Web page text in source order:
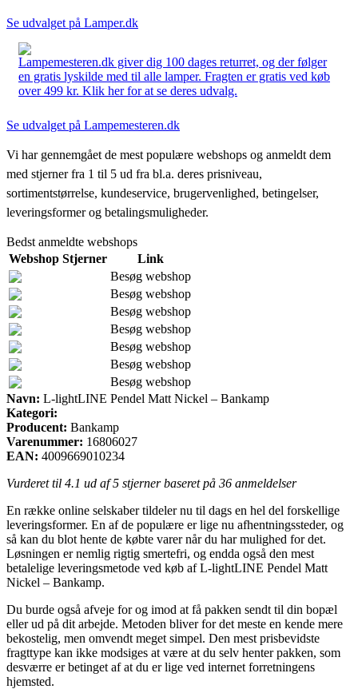
Se udvalget på Lamper.dk
Lampemesteren.dk giver dig 100 dages returret, og der følger
en gratis lyskilde med til alle lamper. Fragten er gratis ved køb
over 499 kr. Klik her for at se deres udvalg.
Se udvalget på Lampemesteren.dk
Vi har gennemgået de mest populære webshops og anmeldt dem
med stjerner fra 1 til 5 ud fra bl.a. deres prisniveau,
sortimentstørrelse, kundeservice, brugervenlighed, betingelser,
leveringsformer og betalingsmuligheder.
Bedst anmeldte webshops
Webshop Stjerner
Link
Besøg webshop
Besøg webshop
Besøg webshop
Besøg webshop
Besøg webshop
Besøg webshop
Besøg webshop
Navn: L-lightLINE Pendel Matt Nickel – Bankamp
Kategori:
Producent: Bankamp
Varenummer: 16806027
EAN: 4009669010234
Vurderet til 4.1 ud af 5 stjerner baseret på 36 anmeldelser
En række online selskaber tildeler nu til dags en hel del forskellige
leveringsformer. En af de populære er lige nu afhentningssteder, og
så kan du blot hente de købte varer når du har mulighed for det.
Løsningen er nemlig rigtig smertefri, og endda også den mest
betalelige leveringsmetode ved køb af L-lightLINE Pendel Matt
Nickel – Bankamp.
Du burde også afveje for og imod at få pakken sendt til din bopæl
eller ud på dit arbejde. Metoden bliver for det meste en kende mere
bekostelig, men omvendt meget simpel. Den mest prisbevidste
fragttype kan ikke modsiges at være at du selv henter pakken, som
desværre er betinget af at du er lige ved internet forretningens
hjemsted.